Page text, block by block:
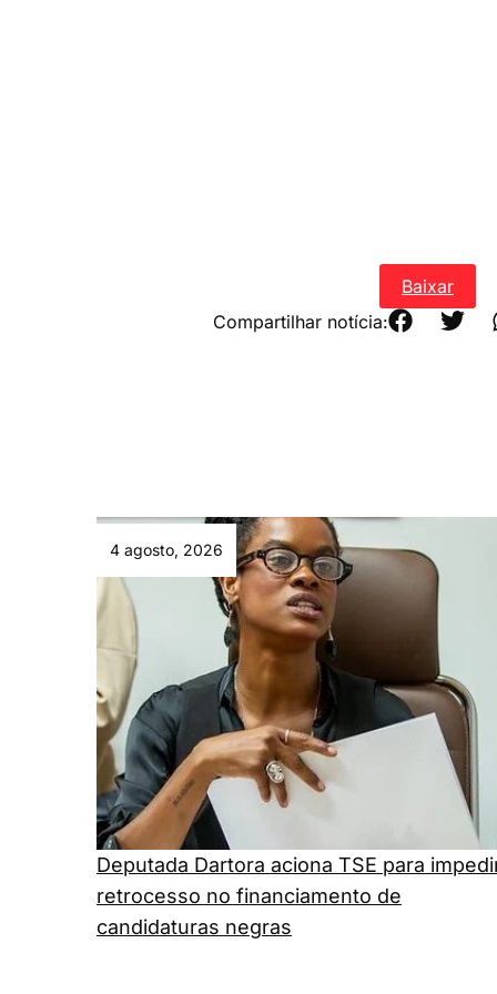
Baixar
Compartilhar notícia:
4 agosto, 2026
Deputada Dartora aciona TSE para
retrocesso no financiamento de
candidaturas negras